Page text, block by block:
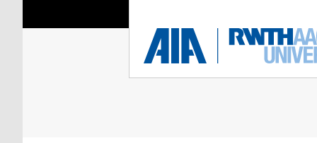
Sie sind hier: Aerodynamisches
RWTH